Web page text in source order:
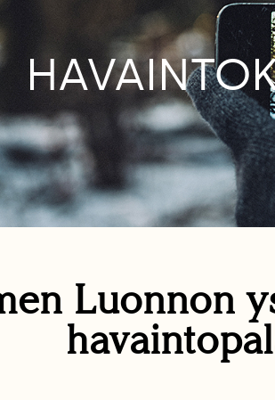
Luonnon